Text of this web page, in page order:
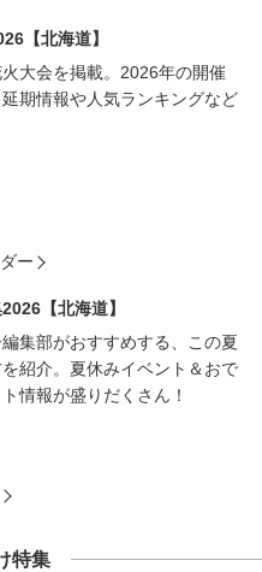
【北海道】
大会を掲載。2026年の開催
期情報や人気ランキングなど
ー
【北海道】
集部がおすすめする、この夏
紹介。夏休みイベント＆おで
情報が盛りだくさん！
特集